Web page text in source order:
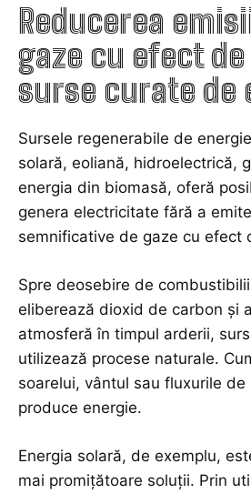
Reducerea
gaze cu efect
surse curate de
Sursele regenerabile de
solară, eoliană, hidroelectrică,
energia din biomasă, oferă
genera electricitate fără a
semnificative de gaze cu efect
Spre deosebire de
eliberează dioxid de carbon și
atmosferă în timpul arderii,
utilizează procese naturale.
soarelui, vântul sau fluxurile de
produce energie.
Energia solară, de exemplu,
mai promițătoare soluții. Prin